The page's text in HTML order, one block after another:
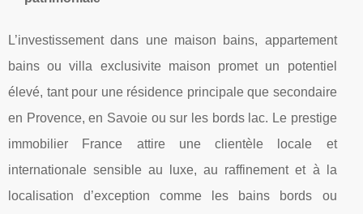
L’investissement dans une maison bains, appartement
bains ou villa exclusivite maison promet un potentiel
élevé, tant pour une résidence principale que secondaire
en Provence, en Savoie ou sur les bords lac. Le prestige
immobilier France attire une clientèle locale et
internationale sensible au luxe, au raffinement et à la
localisation d’exception comme les bains bords ou